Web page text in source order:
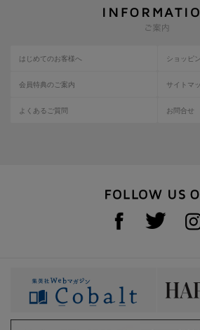
はじめてのお客様へ ショッピ
会員特典のご案内 サイトマ
よくあるご質問 お問合せ